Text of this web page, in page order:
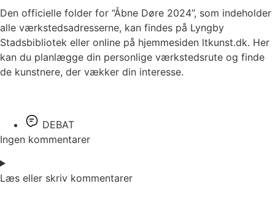
Den officielle folder for “Åbne Døre 2024”, som indeholder
alle værkstedsadresserne, kan findes på Lyngby
Stadsbibliotek eller online på hjemmesiden ltkunst.dk. Her
kan du planlægge din personlige værkstedsrute og finde
de kunstnere, der vækker din interesse.
DEBAT
Ingen kommentarer
Læs eller skriv kommentarer